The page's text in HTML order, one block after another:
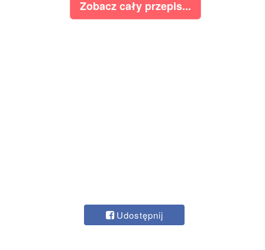
Zobacz cały przepis...
Udostępnij